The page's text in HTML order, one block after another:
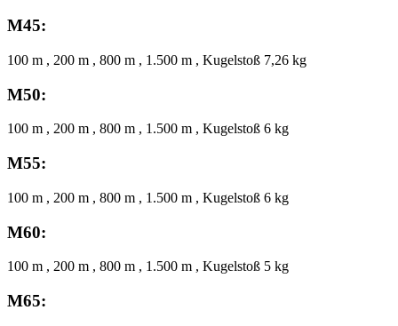
M45:
100 m , 200 m , 800 m , 1.500 m , Kugelstoß 7,26 kg
M50:
100 m , 200 m , 800 m , 1.500 m , Kugelstoß 6 kg
M55:
100 m , 200 m , 800 m , 1.500 m , Kugelstoß 6 kg
M60:
100 m , 200 m , 800 m , 1.500 m , Kugelstoß 5 kg
M65: